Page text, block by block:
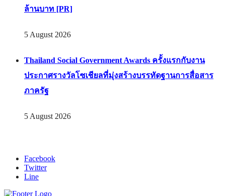
ล้านบาท [PR]
5 August 2026
Thailand Social Government Awards ครั้งแรกกับงาน
ประกาศรางวัลโซเชียลที่มุ่งสร้างบรรทัดฐานการสื่อสาร
ภาครัฐ
5 August 2026
Facebook
Twitter
Line